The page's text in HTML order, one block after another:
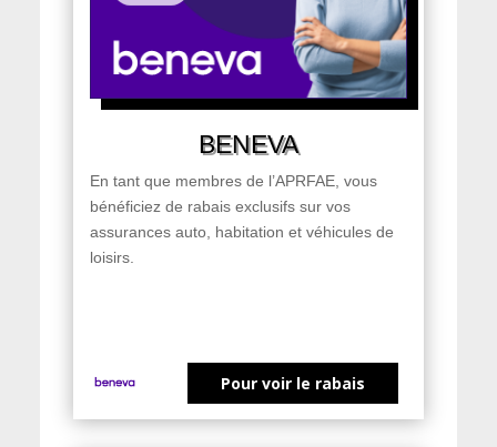
BENEVA
En tant que membres de l’APRFAE, vous
bénéficiez de rabais exclusifs sur vos
assurances auto, habitation et véhicules de
loisirs.
Pour voir le rabais